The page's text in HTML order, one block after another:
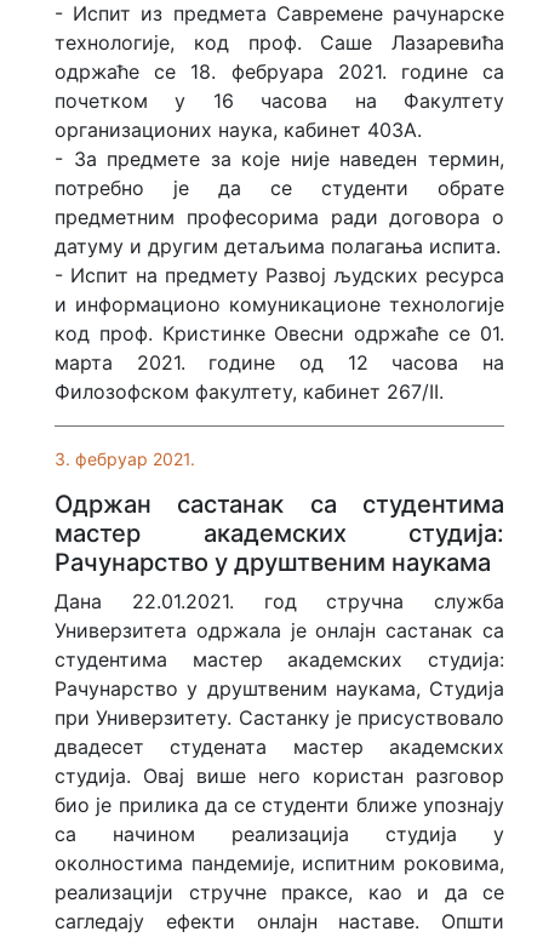
- Испит из предмета Савремене рачунарске
технологије, код проф. Саше Лазаревића
одржаће се 18. фебруара 2021. године са
почетком у 16 часова на Факултету
организационих наука, кабинет 403А.
- За предмете за које није наведен термин,
потребно је да се студенти обрате
предметним професорима ради договора о
датуму и другим детаљима полагања испита.
- Испит на предмету Развој људских ресурса
и информационо комуникационе технологије
код проф. Кристинке Овесни одржаће се 01.
марта 2021. године од 12 часова на
Филозофском факултету, кабинет 267/II.
3. фебруар 2021.
Одржан састанак са студентима
мастер академских студија:
Рачунарство у друштвеним наукама
Дана 22.01.2021. год стручна служба
Универзитета одржала је онлајн састанак са
студентима мастер академских студија:
Рачунарство у друштвеним наукама, Студија
при Универзитету. Састанку је присуствовало
двадесет студената мастер академских
студија. Овај више него користан разговор
био је прилика да се студенти ближе упознају
са начином реализација студија у
околностима пандемије, испитним роковима,
реализацији стручне праксе, као и да се
сагледају ефекти онлајн наставе. Општи